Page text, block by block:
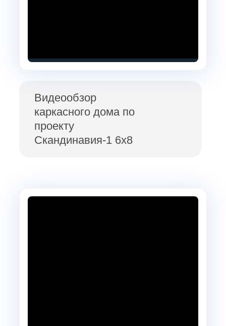
Видеообзор
каркасного дома по
проекту
Скандинавия-1 6х8